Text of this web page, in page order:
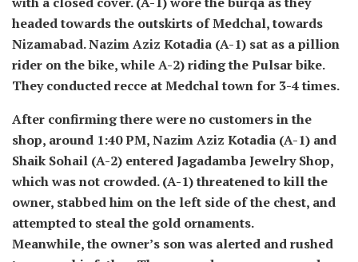
headed towards the outskirts of Medchal, towards
Nizamabad. Nazim Aziz Kotadia (A-1) sat as a pillion
rider on the bike, while A-2) riding the Pulsar bike.
They conducted recce at Medchal town for 3-4 times.
After confirming there were no customers in the
shop, around 1:40 PM, Nazim Aziz Kotadia (A-1) and
Shaik Sohail (A-2) entered Jagadamba Jewelry Shop,
which was not crowded. (A-1) threatened to kill the
owner, stabbed him on the left side of the chest, and
attempted to steal the gold ornaments.
Meanwhile, the owner’s son was alerted and rushed